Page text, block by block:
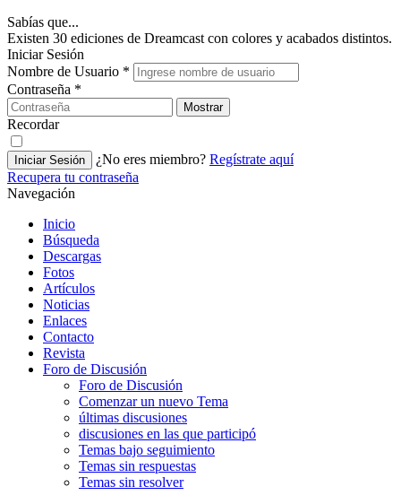
Sabías que...
Existen 30 ediciones de Dreamcast con colores y acabados distintos.
Iniciar Sesión
Nombre de Usuario *
Contraseña *
Mostrar
Recordar
Iniciar Sesión ¿No eres miembro? Regístrate aquí
Recupera tu contraseña
Navegación
Inicio
Búsqueda
Descargas
Fotos
Artículos
Noticias
Enlaces
Contacto
Revista
Foro de Discusión
Foro de Discusión
Comenzar un nuevo Tema
últimas discusiones
discusiones en las que participó
Temas bajo seguimiento
Temas sin respuestas
Temas sin resolver